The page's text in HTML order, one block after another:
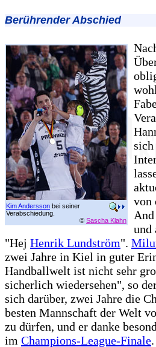
Berührender Abschied
Kim Andersson bei seiner
Verabschiedung.
© Sascha Klahn
sich
von
und
"Hej Henrik Lundström".
zwei Jahre in Kiel in guter
Handballwelt ist nicht sehr
sicherlich wiedersehen", so
sich darüber, zwei Jahre die
besten Mannschaft der Welt
zu dürfen, und er danke
im Champions-League-Finale.